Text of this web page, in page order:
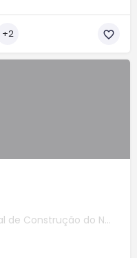
+2
A maior Distribuidora de Material de Construção do Nordeste